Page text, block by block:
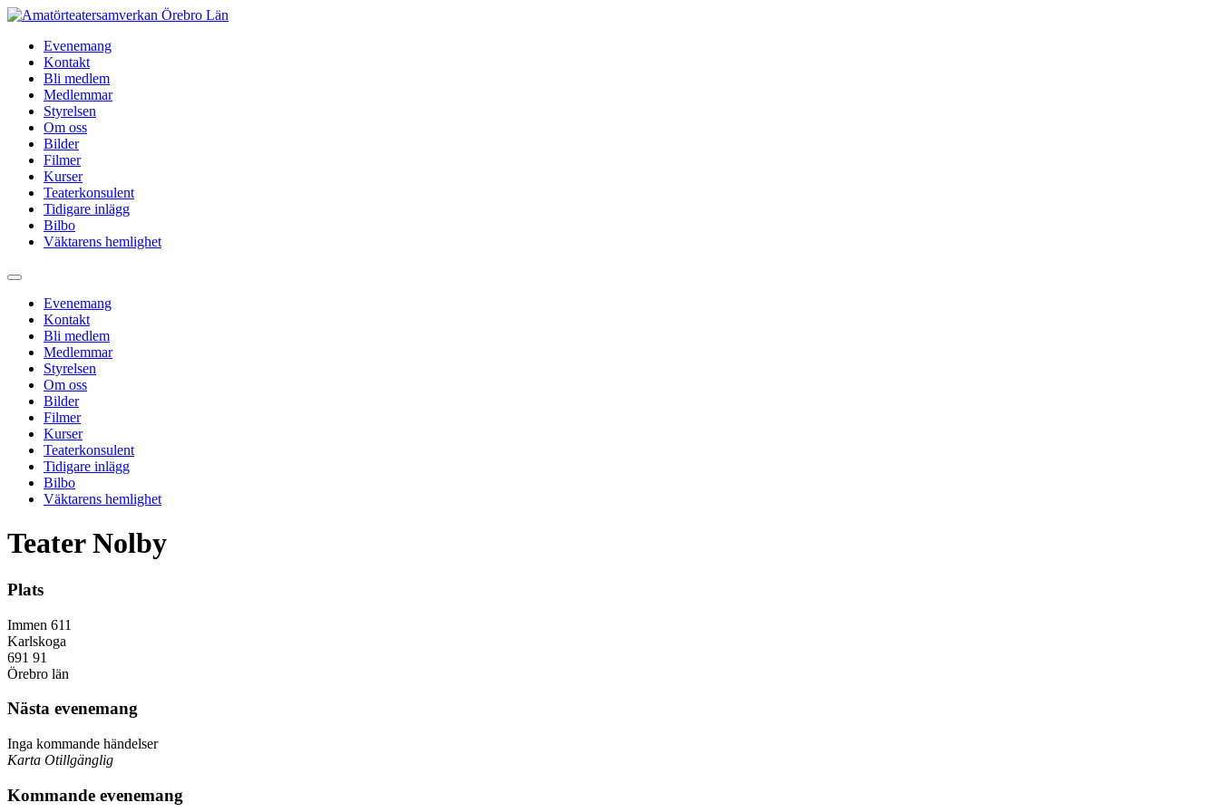
Hoppa
innehållEvenemang
Kontakt
Bli medlem
Medlemmar
Styrelsen
Om oss
Bilder
Filmer
Kurser
Teaterkonsulent
Tidigare inlägg
Bilbo
Väktarens hemlighet
Evenemang
Kontakt
Bli medlem
Medlemmar
Styrelsen
Om oss
Bilder
Filmer
Kurser
Teaterkonsulent
Tidigare inlägg
Bilbo
Väktarens hemlighet
Teater Nolby
Plats
Immen 611
Karlskoga
691 91
Örebro län
Nästa evenemang
Inga kommande händelser
Karta Otillgänglig
Kommande evenemang